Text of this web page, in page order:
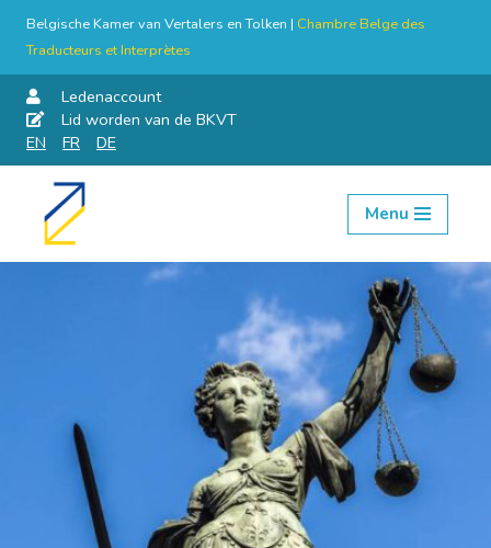
Belgische Kamer van Vertalers en Tolken | Chambre Belge des
Traducteurs et Interprètes
Ledenaccount
Lid worden van de BKVT
EN
FR DE
Skip
Menu